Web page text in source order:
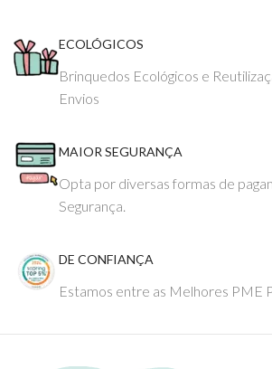
ECOLÓGICOS
Brinquedos Ecológicos e
Envios
MAIOR SEGURANÇA
Opta por diversas formas de
Segurança.
DE CONFIANÇA
Estamos entre as Melhores PME